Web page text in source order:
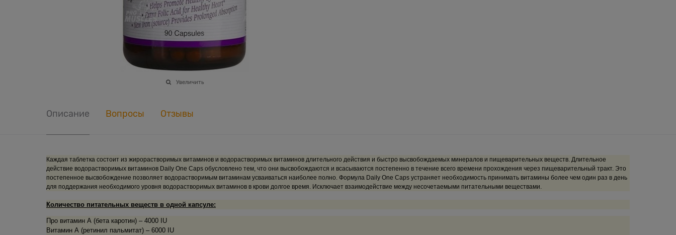
Увеличить
Описание Вопросы Отзывы
Каждая таблетка состоит из жирорастворимых витаминов и водорастворимых витаминов длительного действия и быстро высвобождаемых минералов и пищеварительных веществ. Длительное
действие водорастворимых витаминов Daily One Caps обусловлено тем, что они высвобождаются и всасываются постепенно в течение всего времени прохождения через пищеварительный тракт. Это
постепенное высвобождение позволяет водорастворимым витаминам усваиваться наиболее полно. Формула Daily One Caps устраняет необходимость принимать витамины более чем один раз в день
для поддержания необходимого уровня водорастворимых витаминов в крови долгое время. Исключает взаимодействие между несочетаемыми питательными веществами.
Количество питательных веществ в одной капсуле:
Про витамин А (бета каротин) – 4000 IU
Витамин А (ретинил пальмитат) – 6000 IU